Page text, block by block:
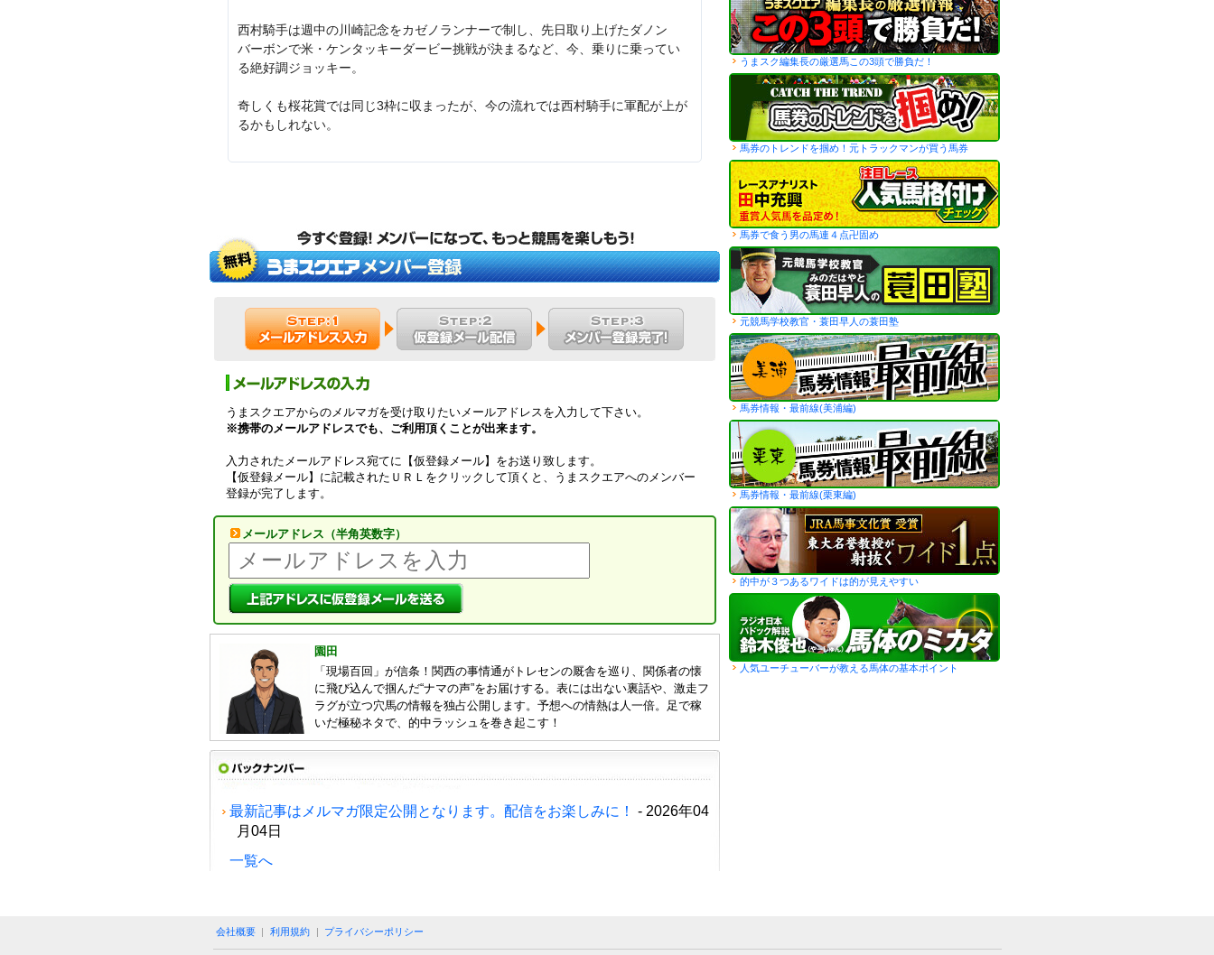
西村騎手は週中の川崎記念をカゼノランナーで制し、先日取り上げたダノン
バーボンで米・ケンタッキーダービー挑戦が決まるなど、今、乗りに乗ってい
る絶好調ジョッキー。
奇しくも桜花賞では同じ3枠に収まったが、今の流れでは西村騎手に軍配が上が
るかもしれない。
うまスクエアからのメルマガを受け取りたいメールアドレスを入力して下さい。
※携帯のメールアドレスでも、ご利用頂くことが出来ます。
入力されたメールアドレス宛てに【仮登録メール】をお送り致します。
【仮登録メール】に記載されたＵＲＬをクリックして頂くと、うまスクエアへのメンバー
登録が完了します。
メールアドレス（半角英数字）
園田
「現場百回」が信条！関西の事情通がトレセンの厩舎を巡り、関係者の懐
に飛び込んで掴んだ“ナマの声”をお届けする。表には出ない裏話や、激走フ
ラグが立つ穴馬の情報を独占公開します。予想への情熱は人一倍。足で稼
いだ極秘ネタで、的中ラッシュを巻き起こす！
最新記事はメルマガ限定公開となります。配信をお楽しみに！
- 2026年04
月04日
一覧へ
うまスク編集長の厳選馬この3頭で勝負だ！
馬券のトレンドを掴め！元トラックマンが買う馬券
馬券で食う男の馬連４点卍固め
元競馬学校教官・蓑田早人の蓑田塾
馬券情報・最前線(美浦編)
馬券情報・最前線(栗東編)
的中が３つあるワイドは的が見えやすい
人気ユーチューバーが教える馬体の基本ポイント
会社概要 利用規約 プライバシーポリシー